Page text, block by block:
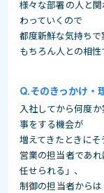
様々な部署の人と
わっていくので
都度新鮮な気持ちで
もちろん人との相
そのきっかけ・
入社してから何度
事をする機会が
増えてきたときにそ
営業の担当者であ
任せられる」、
制御の担当者から